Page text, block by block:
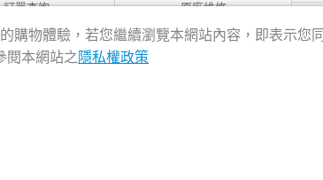
訂單查詢
合作提案
原廠維修
網購包裝減量
購物體驗，若您繼續瀏覽本網站內容，即表示您
閱本網站之 隱私權政策